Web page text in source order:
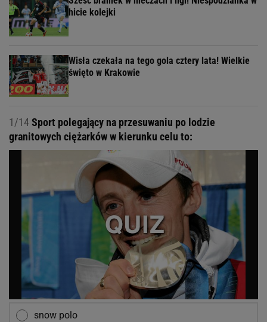
hicie kolejki
Wisła czekała na tego gola cztery lata! Wielkie
święto w Krakowie
1/14Sport polegający na przesuwaniu po lodzie
granitowych ciężarków w kierunku celu to:
snow polo